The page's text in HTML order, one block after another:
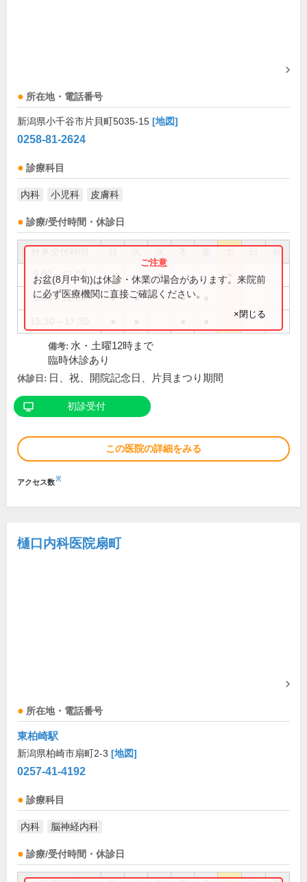
所在地・電話番号
新潟県小千谷市片貝町5035-15 [地図]
0258-81-2624
診療科目
内科 小児科 皮膚科
診療/受付時間・休診日
祝
9:00～12:00 ●
9:00～12:30 ● ● ●
お盆(8月中旬)は休診・休業の場合があります。来院前
に必ず医療機関に直接ご確認ください。
×閉じる
備考: 水・土曜12時まで
臨時休診あり
休診日: 日、祝、開院記念日、片貝まつり期間
初診受付
この医院の詳細をみる
アクセス数※
樋󠄀口内科医院扇町
所在地・電話番号
東柏崎駅
新潟県柏崎市扇町2-3 [地図]
0257-41-4192
診療科目
内科 脳神経内科
診療/受付時間・休診日